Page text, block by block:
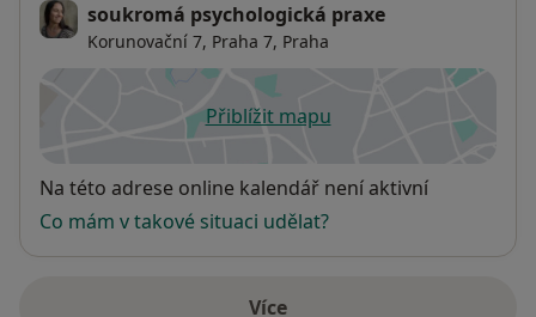
soukromá psychologická praxe
Korunovační 7, Praha 7, Praha
Přiblížit mapuse otevře v nové záložce
Dostupnost
Na této adrese online kalendář není aktivní
Co mám v takové situaci udělat?
Více